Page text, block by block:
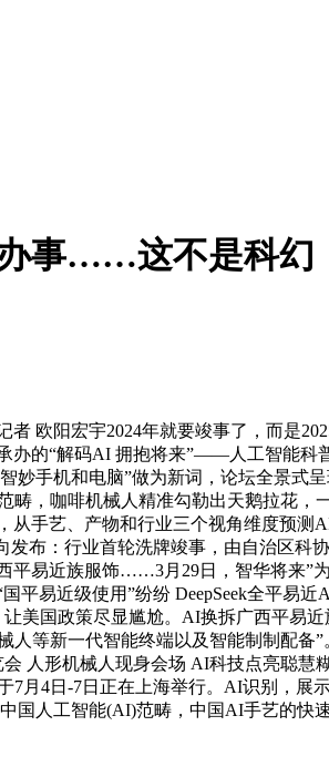
事……这不是科幻
欧阳宏宇2024年就要竣事了，而是
办的“解码AI 拥抱将来”——人工智能
妙手机和电脑”做为新词，论坛全景
，咖啡机械人精准勾勒出天鹅拉花
从手艺、产物和行业三个视角维度预
发布：行业首轮洗牌竣事，由自治区
平易近族服饰……3月29日，智华将来”
平易近级使用”纷纷 DeepSeek全平易
美国政策尽显尴尬。AI换拆广西平易
人等新一代智能终端以及智能制制配
人形机械人现身会场 AI科技点亮聪
7月4日-7日正在上海举行。AI识别，
国人工智能(AI)范畴，中国AI手艺的